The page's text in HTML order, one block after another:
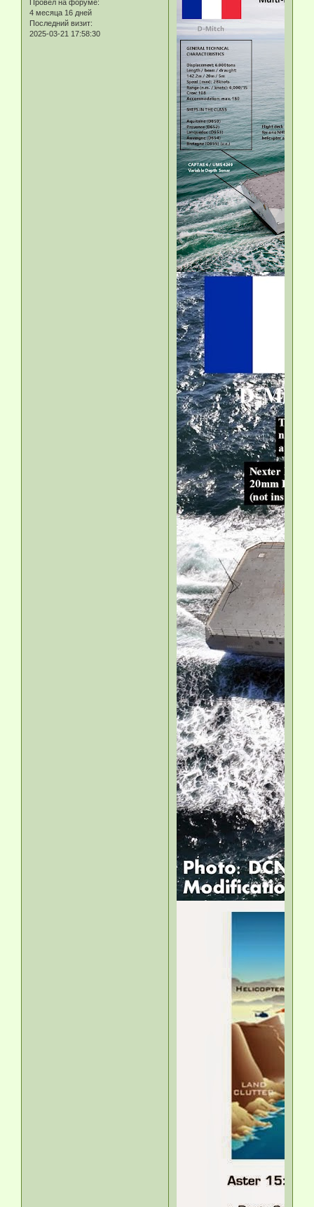
Провел на форуме:
4 месяца 16 дней
Последний визит:
2025-03-21 17:58:30